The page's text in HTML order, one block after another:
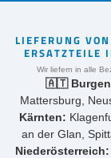
LIEFERUNG
ERSATZTEILE
Wir liefern in alle
🇦🇹
Mattersburg,
Kärnten:
an der Glan,
Niederösterreich: